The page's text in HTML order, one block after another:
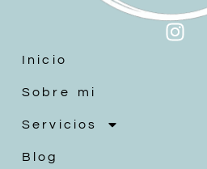
Inicio
Sobre mi
Servicios
Blog